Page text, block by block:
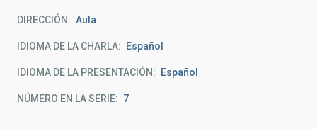
DIRECCIÓN Aula
IDIOMA DE LA CHARLA Español
IDIOMA DE LA PRESENTACIÓN Español
NÚMERO EN LA SERIE 7